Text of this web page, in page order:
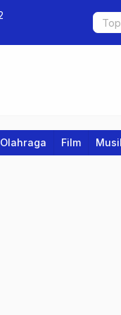
BSI Career Center
Olahraga Film